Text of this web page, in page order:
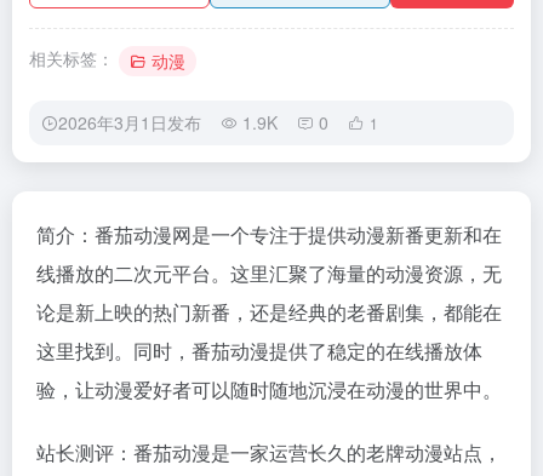
相关标签： 动漫
2026年3月1日发布 1.9K 0 1
简介：番茄动漫网是一个专注于提供动漫新番更新和在
线播放的二次元平台。这里汇聚了海量的动漫资源，无
论是新上映的热门新番，还是经典的老番剧集，都能在
这里找到。同时，番茄动漫提供了稳定的在线播放体
验，让动漫爱好者可以随时随地沉浸在动漫的世界中。
站长测评：番茄动漫是一家运营长久的老牌动漫站点，